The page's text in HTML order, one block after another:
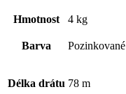
Hmotnost 4 kg
Barva Pozinkované
Délka drátu 78 m